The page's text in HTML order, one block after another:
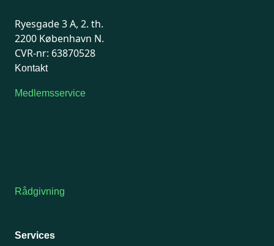
Ryesgade 3 A, 2. th.
2200 København N.
CVR-nr: 63870528
Kontakt
Medlemsservice
Rådgivning
Services